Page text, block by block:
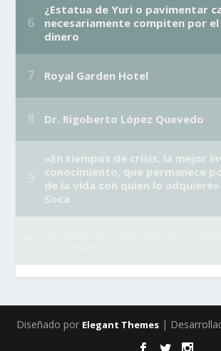
Diseñado por Elegant Themes|